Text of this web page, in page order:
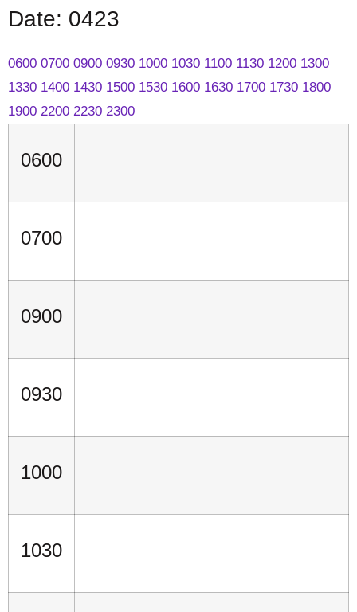
Date: 0423
0600 0700 0900 0930 1000 1030 1100 1130 1200 1300
1330 1400 1430 1500 1530 1600 1630 1700 1730 1800
1900 2200 2230 2300
0600
0700
0900
0930
1000
1030